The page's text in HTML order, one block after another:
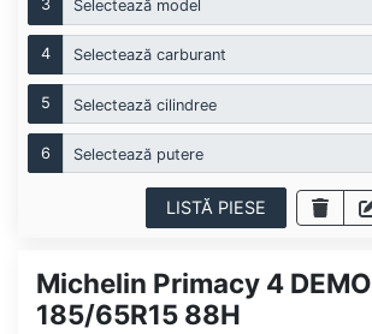
3 Selectează model
4 Selectează carburant
5 Selectează cilindree
6 Selectează putere
LISTĂ PIESE
Michelin Primacy 4 DEMO
185/65R15 88H